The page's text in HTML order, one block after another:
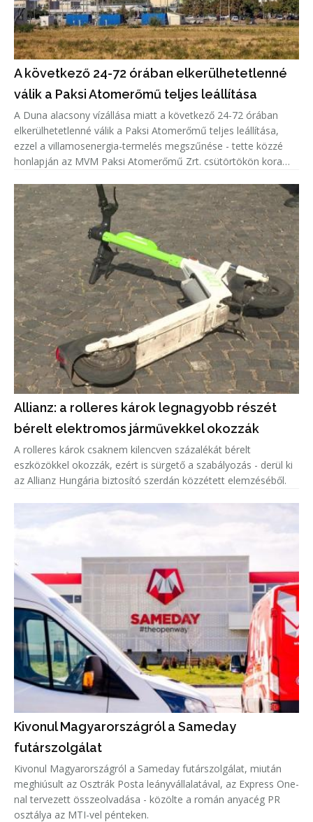
A következő 24-72 órában elkerülhetetlenné
válik a Paksi Atomerőmű teljes leállítása
A Duna alacsony vízállása miatt a következő 24-72 órában
elkerülhetetlenné válik a Paksi Atomerőmű teljes leállítása,
ezzel a villamosenergia-termelés megszűnése - tette közzé
honlapján az MVM Paksi Atomerőmű Zrt. csütörtökön kora
Allianz: a rolleres károk legnagyobb részét
bérelt elektromos járművekkel okozzák
A rolleres károk csaknem kilencven százalékát bérelt
eszközökkel okozzák, ezért is sürgető a szabályozás - derül ki
az Allianz Hungária biztosító szerdán közzétett elemzéséből.
Kivonul Magyarországról a Sameday
futárszolgálat
Kivonul Magyarországról a Sameday futárszolgálat, miután
meghiúsult az Osztrák Posta leányvállalatával, az Express One-
nal tervezett összeolvadása - közölte a román anyacég PR
osztálya az MTI-vel pénteken.